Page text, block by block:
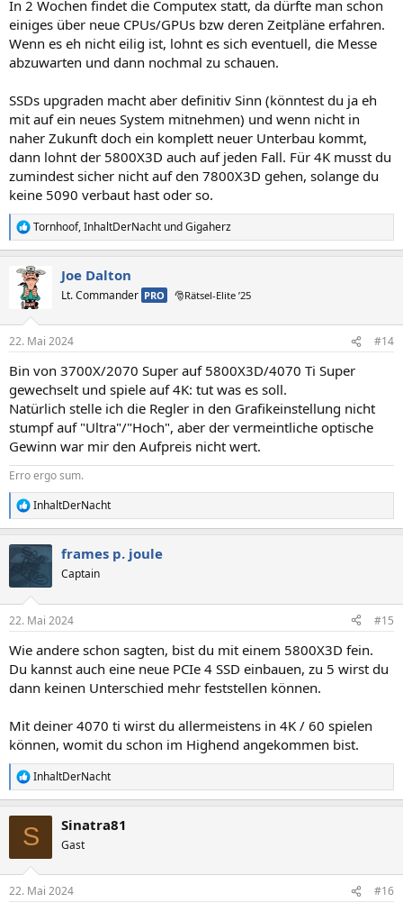
:
In 2 Wochen findet die Computex statt, da dürfte man schon
einiges über neue CPUs/GPUs bzw deren Zeitpläne erfahren.
Wenn es eh nicht eilig ist, lohnt es sich eventuell, die Messe
abzuwarten und dann nochmal zu schauen.
SSDs upgraden macht aber definitiv Sinn (könntest du ja eh
mit auf ein neues System mitnehmen) und wenn nicht in
naher Zukunft doch ein komplett neuer Unterbau kommt,
dann lohnt der 5800X3D auch auf jeden Fall. Für 4K musst du
zumindest sicher nicht auf den 7800X3D gehen, solange du
keine 5090 verbaut hast oder so.
R
e
k
t
e
:
Tornhoof,InhaltDerNacht undGigaherz
Joe Dalton
Lt. Commander PRO 🎅Rätsel-Elite ’25
22. Mai 2024 #14
Bin von 3700X/2070 Super auf 5800X3D/4070 Ti Super
gewechselt und spiele auf 4K: tut was es soll.
Natürlich stelle ich die Regler in den Grafikeinstellung nicht
stumpf auf "Ultra"/"Hoch", aber der vermeintliche optische
Gewinn war mir den Aufpreis nicht wert.
Erro ergo sum.
R
e
k
e
:
InhaltDerNacht
frames p. joule
Captain
22. Mai 2024 #15
Wie andere schon sagten, bist du mit einem 5800X3D fein.
Du kannst auch eine neue PCIe 4 SSD einbauen, zu 5 wirst du
dann keinen Unterschied mehr feststellen können.
Mit deiner 4070 ti wirst du allermeistens in 4K / 60 spielen
können, womit du schon im Highend angekommen bist.
R
e
e
InhaltDerNacht
S Sinatra81
Gast
22. Mai 2024 #16